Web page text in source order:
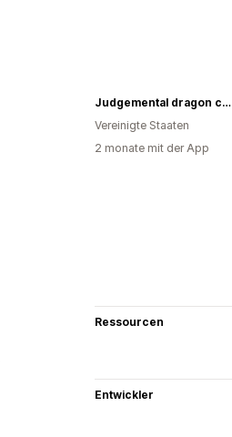
Judgemental dragon coffee
Vereinigte Staaten
2 monate mit der App
Ressourcen
Entwickler